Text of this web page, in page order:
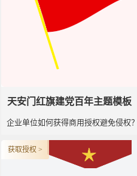
天安门红旗建党百年主题模板
企业单位如何获得商用授权避免侵权？
获取授权 >